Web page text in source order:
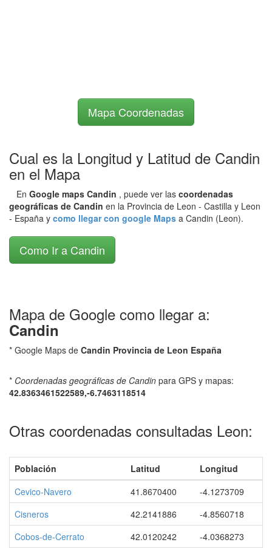
Mapa Coordenadas
Cual es la Longitud y Latitud de Candin
en el Mapa
En Google maps Candin , puede ver las coordenadas
geográficas de Candin en la Provincia de Leon - Castilla y Leon
- España y como llegar con google Maps a Candin (Leon).
Como Ir a Candin
Mapa de Google como llegar a:
Candin
* Google Maps de Candin Provincia de Leon España
* Coordenadas geográficas de Candin para GPS y mapas:
42.8363461522589,-6.7463118514
Otras coordenadas consultadas Leon:
Población Latitud
Longitud
Cevico-Navero
41.8670400
-4.1273709
Cisneros
42.2141886
-4.8560718
Cobos-de-Cerrato
42.0120242
-4.0368273